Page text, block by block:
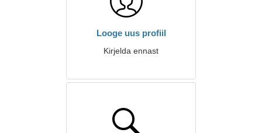
Looge uus profiil
Kirjelda ennast